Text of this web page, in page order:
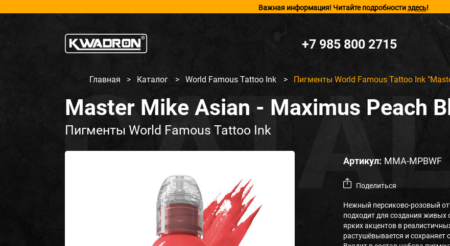
Важная информация! Читайте подробностиздесь!
+7 985 800 2715
Главная > Каталог > World Famous Tattoo Ink > Пигменты World Famous Tattoo Ink
Master Mike Asian - Maximus Peach
Пигменты World Famous Tattoo Ink
Артикул: MMA-MPBWF
Поделиться
Нежный персиково-розовый
подходит для создания живых
ярких акцентов в
растушёвывается и сохраняет